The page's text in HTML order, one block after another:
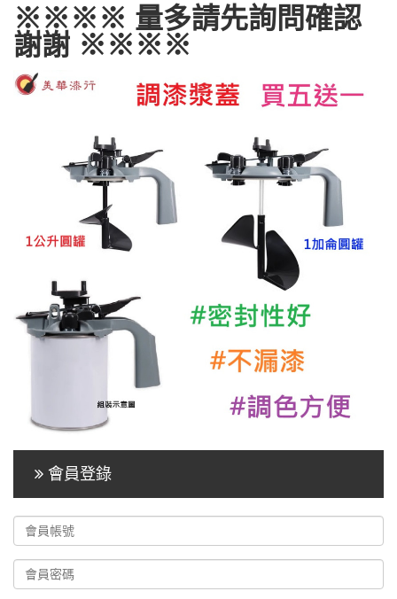
※※※※ 量多請先詢問確認
謝謝 ※※※※
會員登錄